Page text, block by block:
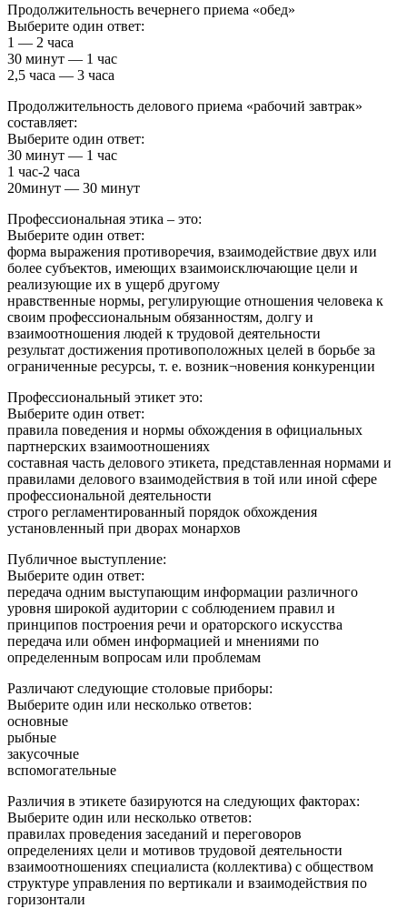
Продолжительность вечернего приема «обед»
Выберите один ответ:
1 — 2 часа
30 минут — 1 час
2,5 часа — 3 часа
Продолжительность делового приема «рабочий завтрак»
составляет:
Выберите один ответ:
30 минут — 1 час
1 час-2 часа
20минут — 30 минут
Профессиональная этика – это:
Выберите один ответ:
форма выражения противоречия, взаимодействие двух или
более субъектов, имеющих взаимоисключающие цели и
реализующие их в ущерб другому
нравственные нормы, регулирующие отношения человека к
своим профессиональным обязанностям, долгу и
взаимоотношения людей к трудовой деятельности
результат достижения противоположных целей в борьбе за
ограниченные ресурсы, т. е. возник¬новения конкуренции
Профессиональный этикет это:
Выберите один ответ:
правила поведения и нормы обхождения в официальных
партнерских взаимоотношениях
составная часть делового этикета, представленная нормами и
правилами делового взаимодействия в той или иной сфере
профессиональной деятельности
строго регламентированный порядок обхождения
установленный при дворах монархов
Публичное выступление:
Выберите один ответ:
передача одним выступающим информации различного
уровня широкой аудитории с соблюдением правил и
принципов построения речи и ораторского искусства
передача или обмен информацией и мнениями по
определенным вопросам или проблемам
Различают следующие столовые приборы:
Выберите один или несколько ответов:
основные
рыбные
закусочные
вспомогательные
Различия в этикете базируются на следующих факторах:
Выберите один или несколько ответов:
правилах проведения заседаний и переговоров
определениях цели и мотивов трудовой деятельности
взаимоотношениях специалиста (коллектива) с обществом
структуре управления по вертикали и взаимодействия по
горизонтали